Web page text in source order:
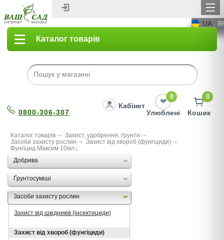
UA
Каталог товарів
0800-306-307
Кабінет
0
Улюблені
0
Кошик
Каталог товарів
Захист, удобрення, ґрунти
Засоби захисту рослин
Захист від хвороб (фунгіциди)
Фунгіцид Максим 10мл
Добрива
Ґрунтосуміші
Засоби захисту рослин
Захист від шкідників (інсектициди)
Захист від хвороб (фунгіциди)